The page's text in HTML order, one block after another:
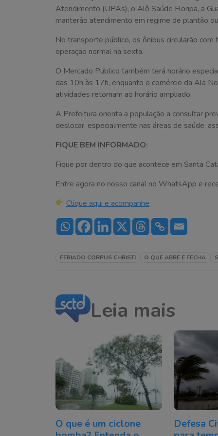
Atendimento (UPAs), o Alô Saúde Floripa, a
manterão atendimento em regime de plantão
No transporte público, os ônibus circularão
operação normal na sexta.
O Mercado Público também terá horário
das 10h às 17h, enquanto o comércio da Ala
atividades retornam ao horário ampliado.
A Prefeitura orienta a população a consultar
deslocar, especialmente nas áreas de saúde,
FIQUE BEM INFORMADO:
Fique por dentro do que acontece em Santa
Entre agora no nosso canal no WhatsApp e
Clique aqui e acompanhe
FERIADO CORPUS CHRISTI O QUE ABRE E FECHA
Leia mais
O que é um ciclone
Defesa